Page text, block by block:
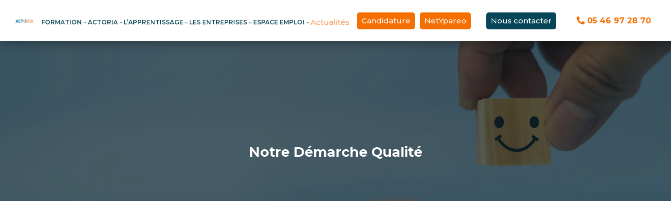
FORMATION 3 ACTORIA 3 L’APPRENTISSAGE 3 LES ENTREPRISES 3 ESPACE EMPLOI 3 Actualités Candidature NetYpareo Nous contacter  05 46 97 28 70
Notre Démarche Qualité